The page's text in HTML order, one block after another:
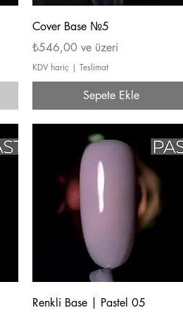
Hızlı Bakış
Cover Base №5
₺546,00 ve üzeri
İndirimli Fiyat
KDV hariç | Teslimat
Sepete Ekle
Hızlı Bakış
Renkli Base | Pastel 05